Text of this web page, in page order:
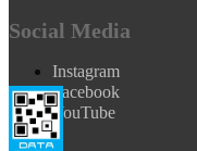
Social Media
Instagram
Facebook
YouTube